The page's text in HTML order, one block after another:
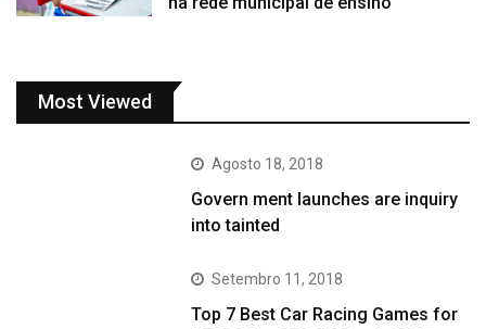
Most Viewed
Agosto 18, 2018
Govern ment launches are inquiry
into tainted
Setembro 11, 2018
Top 7 Best Car Racing Games for